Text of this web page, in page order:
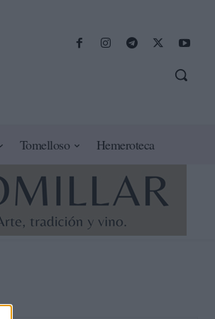
Tomelloso Hemeroteca